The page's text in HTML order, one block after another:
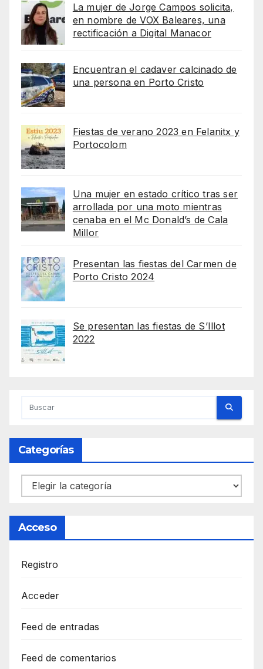
La mujer de Jorge Campos solicita,
en nombre de VOX Baleares, una
rectificación a Digital Manacor
Encuentran el cadaver calcinado de
una persona en Porto Cristo
Fiestas de verano 2023 en Felanitx y
Portocolom
Una mujer en estado crítico tras ser
arrollada por una moto mientras
cenaba en el Mc Donald’s de Cala
Millor
Presentan las fiestas del Carmen de
Porto Cristo 2024
Se presentan las fiestas de S’Illot
2022
Categorías
Categorías
Acceso
Registro
Acceder
Feed de entradas
Feed de comentarios